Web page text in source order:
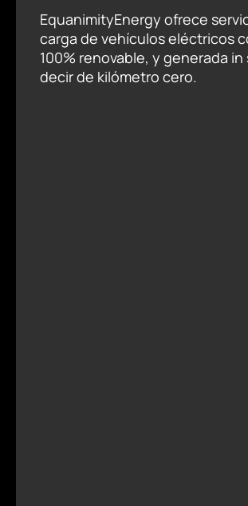
EquanimityEnergy ofrece
carga de vehículos eléctricos
100% renovable, y generada in
decir de kilómetro cero.